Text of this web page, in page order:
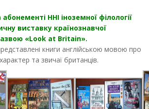
абонементі ННІ іноземної філології
виставку країнознавчої
«Look at Britain».
книги англійською мовою про
та звичаї британців.